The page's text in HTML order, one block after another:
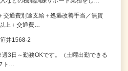
交通費別途支給＋処遇改善手当／無資
上＋交通費…
井1568-2
3日～勤務OKです。（土曜出勤できる
ト…